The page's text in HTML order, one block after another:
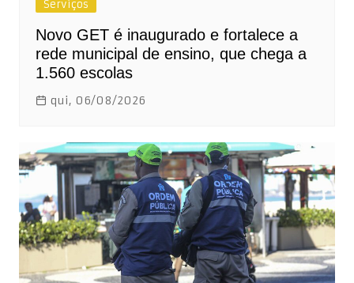
Serviços
Novo GET é inaugurado e fortalece a
rede municipal de ensino, que chega a
1.560 escolas
qui, 06/08/2026